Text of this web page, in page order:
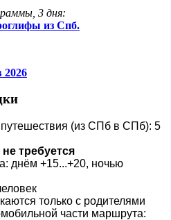
3 дня:
из Спб.
2026
(из СПб в СПб): 5
не требуется
днём +15...+20, ночью
только с родителями
части маршрута: